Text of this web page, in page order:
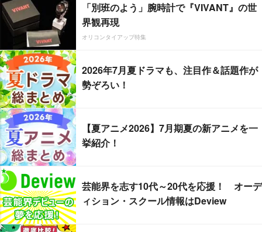
「別班のよう」腕時計で『VIVANT』の世
界観再現
オリコンタイアップ特集
2026年7月夏ドラマも、注目作＆話題作が
勢ぞろい！
【夏アニメ2026】7月期夏の新アニメを一
挙紹介！
芸能界を志す10代～20代を応援！ オーデ
ィション・スクール情報はDeview